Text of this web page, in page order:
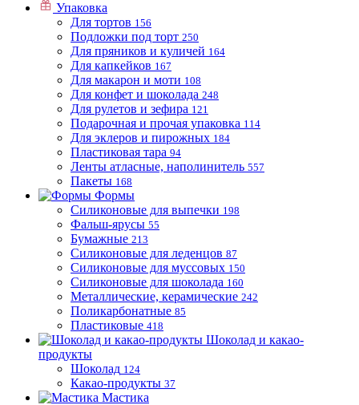
Упаковка
Для тортов 156
Подложки под торт 250
Для пряников и куличей 164
Для капкейков 167
Для макарон и моти 108
Для конфет и шоколада 248
Для рулетов и зефира 121
Подарочная и прочая упаковка 114
Для эклеров и пирожных 184
Пластиковая тара 94
Ленты атласные, наполинитель 557
Пакеты 168
Формы
Силиконовые для выпечки 198
Фальш-ярусы 55
Бумажные 213
Силиконовые для леденцов 87
Силиконовые для муссовых 150
Силиконовые для шоколада 160
Металлические, керамические 242
Поликарбонатные 85
Пластиковые 418
Шоколад и какао-
продукты
Шоколад 124
Какао-продукты 37
Мастика